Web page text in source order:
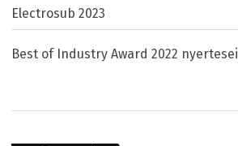
Electrosub 2023
Best of Industry Award 2022 nyertesei